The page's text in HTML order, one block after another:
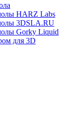
HARZ Labs
3DSLA.RU
Gorky Liquid
для 3D